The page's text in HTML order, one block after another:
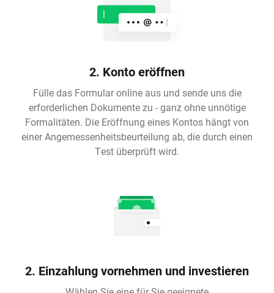
2. Konto eröffnen
Fülle das Formular online aus und sende uns die
erforderlichen Dokumente zu - ganz ohne unnötige
Formalitäten. Die Eröffnung eines Kontos hängt von
einer Angemessenheitsbeurteilung ab, die durch einen
Test überprüft wird.
2. Einzahlung vornehmen und investieren